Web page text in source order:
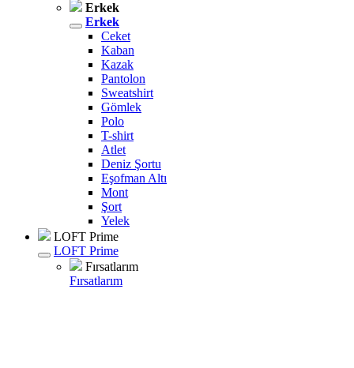
Erkek
Erkek
Ceket
Kaban
Kazak
Pantolon
Sweatshirt
Gömlek
Polo
T-shirt
Atlet
Deniz Şortu
Eşofman Altı
Mont
Şort
Yelek
LOFT Prime
LOFT Prime
Fırsatlarım
Fırsatlarım